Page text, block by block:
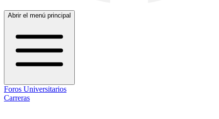
Abrir el menú principal
Foros Universitarios
Carreras